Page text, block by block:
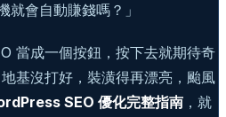
會自動賺錢嗎？」
當成一個按鈕，按下去就期待奇
基沒打好，裝潢得再漂亮，颱風
SEO 優化完整指南 ，就